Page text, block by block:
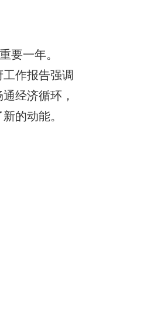
要一年。
作报告强调
经济循环，
的动能。